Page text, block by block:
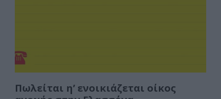
Πωλείται η’ ενοικιάζεται οίκος